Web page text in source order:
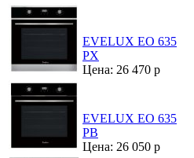
EVELUX EO 635
PX
Цена: 26 470 р
EVELUX EO 635
PB
Цена: 26 050 р